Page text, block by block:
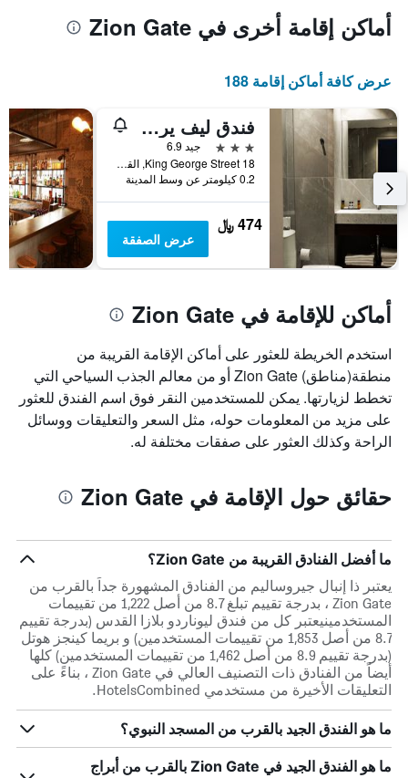
أماكن إقامة أخرى في Zion Gate
عرض كافة أماكن إقامة 188
فندق ليف يروشالاييم
3 نجوم
جيد 6.9
18 King George Street, القدس, Jerusalem District, اسرائيل
0.2 كيلومتر عن وسط المدينة
474 ﷼
عرض الصفقة
أماكن للإقامة في Zion Gate
استخدم الخريطة للعثور على أماكن الإقامة القريبة من
منطقة(مناطق) Zion Gate أو من معالم الجذب السياحي التي
تخطط لزيارتها. يمكن للمستخدمين النقر فوق اسم الفندق للعثور
على مزيد من المعلومات حوله، مثل السعر والتعليقات ووسائل
الراحة وكذلك العثور على صفقات مختلفة له.
حقائق حول الإقامة في Zion Gate
ما أفضل الفنادق القريبة من Zion Gate؟
يعتبر ذا إنبال جيروساليم من الفنادق المشهورة جداً بالقرب من
Zion Gate ، بدرجة تقييم تبلغ 8.7 من أصل 1,222 من تقييمات
المستخدمينيعتبر كل من فندق ليوناردو بلازا القدس (بدرجة تقييم
8.7 من أصل 1,853 من تقييمات المستخدمين) و بريما كينجز هوتل
(بدرجة تقييم 8.9 من أصل 1,462 من تقييمات المستخدمين) كلها
أيضاً من الفنادق ذات التصنيف العالي في Zion Gate ، بناءً على
التعليقات الأخيرة من مستخدمي HotelsCombined.
ما هو الفندق الجيد بالقرب من المسجد النبوي؟
ما هو الفندق الجيد في Zion Gate بالقرب من أبراج